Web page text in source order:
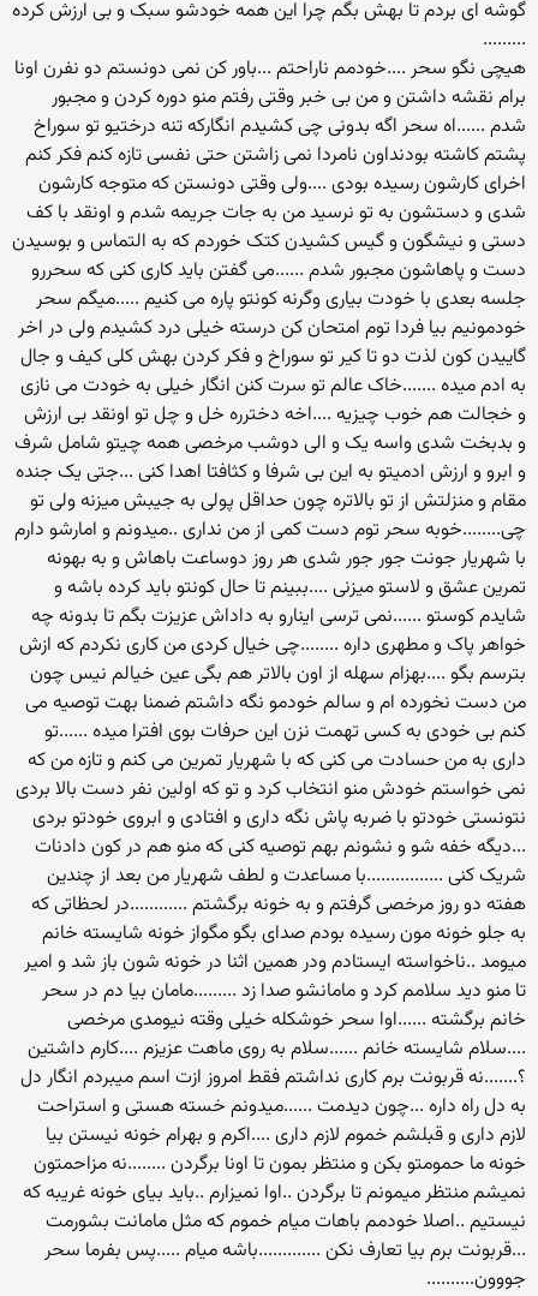
گوشه ای بردم تا بهش بگم چرا این همه خودشو سبک و بی ارزش کرده
.........
هیچی نگو سحر ....خودمم ناراحتم ...باور کن نمی دونستم دو نفرن اونا
برام نقشه داشتن و من بی خبر وقتی رفتم منو دوره کردن و مجبور
شدم ......اه سحر اگه بدونی چی کشیدم انگارکه تنه درختیو تو سوراخ
پشتم کاشته بودنداون نامردا نمی زاشتن حتی نفسی تازه کنم فکر کنم
اخرای کارشون رسیده بودی ....ولی وقتی دونستن که متوجه کارشون
شدی و دستشون به تو نرسید من به جات جریمه شدم و اونقد با کف
دستی و نیشگون و گیس کشیدن کتک خوردم که به التماس و بوسیدن
دست و پاهاشون مجبور شدم ......می گفتن باید کاری کنی که سحررو
جلسه بعدی با خودت بیاری وگرنه کونتو پاره می کنیم .....میگم سحر
خودمونیم بیا فردا توم امتحان کن درسته خیلی درد کشیدم ولی در اخر
گاییدن کون لذت دو تا کیر تو سوراخ و فکر کردن بهش کلی کیف و جال
به ادم میده .......خاک عالم تو سرت کنن انگار خیلی به خودت می نازی
و خجالت هم خوب چیزیه ....اخه دخترره خل و چل تو اونقد بی ارزش
و بدبخت شدی واسه یک و الی دوشب مرخصی همه چیتو شامل شرف
و ابرو و ارزش ادمیتو به این بی شرفا و کثافتا اهدا کنی ...جتی یک جنده
مقام و منزلتش از تو بالاتره چون حداقل پولی به جیبش میزنه ولی تو
چی........خوبه سحر توم دست کمی از من نداری ..میدونم و امارشو دارم
با شهریار جونت جور جور شدی هر روز دوساعت باهاش و به بهونه
تمرین عشق و لاستو میزنی ....ببینم تا حال کونتو باید کرده باشه و
شایدم کوستو ......نمی ترسی اینارو به داداش عزیزت بگم تا بدونه چه
خواهر پاک و مطهری داره ........چی خیال کردی من کاری نکردم که ازش
بترسم بگو ....بهزام سهله از اون بالاتر هم بگی عین خیالم نیس چون
من دست نخورده ام و سالم خودمو نگه داشتم ضمنا بهت توصیه می
کنم بی خودی به کسی تهمت نزن این حرفات بوی افترا میده ......تو
داری به من حسادت می کنی که با شهریار تمرین می کنم و تازه من که
نمی خواستم خودش منو انتخاب کرد و تو که اولین نفر دست بالا بردی
نتونستی خودتو با ضربه پاش نگه داری و افتادی و ابروی خودتو بردی
...دیگه خفه شو و نشونم بهم توصیه کنی که منو هم در کون دادنات
شریک کنی ................با مساعدت و لطف شهریار من بعد از چندین
هفته دو روز مرخصی گرفتم و به خونه برگشتم ............در لحظاتی که
به جلو خونه مون رسیده بودم صدای بگو مگواز خونه شایسته خانم
میومد ..ناخواسته ایستادم ودر همین اثنا در خونه شون باز شد و امیر
تا منو دید سلامم کرد و مامانشو صدا زد .........مامان بیا دم در سحر
خانم برگشته ......اوا سحر خوشکله خیلی وقته نیومدی مرخصی
....سلام شایسته خانم ......سلام به روی ماهت عزیزم ....کارم داشتین
؟.......نه قربونت برم کاری نداشتم فقط امروز ازت اسم میبردم انگار دل
به دل راه داره ...چون دیدمت ......میدونم خسته هستی و استراحت
لازم داری و قبلشم خموم لازم داری ....اکرم و بهرام خونه نیستن بیا
خونه ما حمومتو بکن و منتظر بمون تا اونا برگردن ........نه مزاحمتون
نمیشم منتظر میمونم تا برگردن ..اوا نمیزارم ..باید بیای خونه غریبه که
نیستیم ..اصلا خودمم باهات میام خموم که مثل مامانت بشورمت
...قربونت برم بیا تعارف نکن .............باشه میام .....پس بفرما سحر
جووون..........